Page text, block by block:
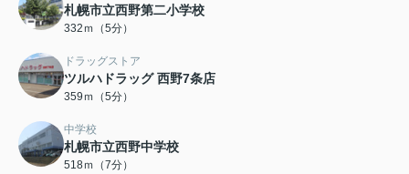
札幌市立西野第二小学校
332ｍ（5分）
ドラッグストア
ツルハドラッグ 西野7条店
359ｍ（5分）
中学校
札幌市立西野中学校
518ｍ（7分）